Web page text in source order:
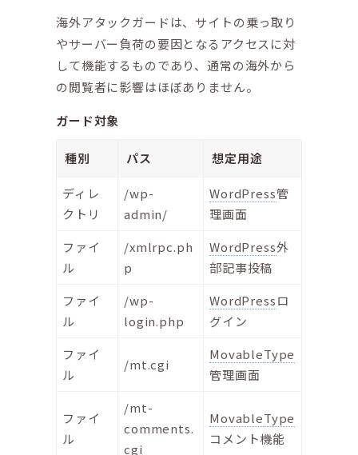
海外アタックガードは、サイトの乗っ取り
やサーバー負荷の要因となるアクセスに対
して機能するものであり、通常の海外から
の閲覧者に影響はほぼありません。
ガード対象
種別 パス 想定用途
ディレ
クトリ
/wp-
admin/
WordPress管
理画面
ファイ
ル
/xmlrpc.ph
p
WordPress外
部記事投稿
ファイ
ル
/wp-
login.php
WordPressロ
グイン
ファイ
ル
/mt.cgi
MovableType
管理画面
ファイ
ル
/mt-
comments.
cgi
MovableType
コメント機能